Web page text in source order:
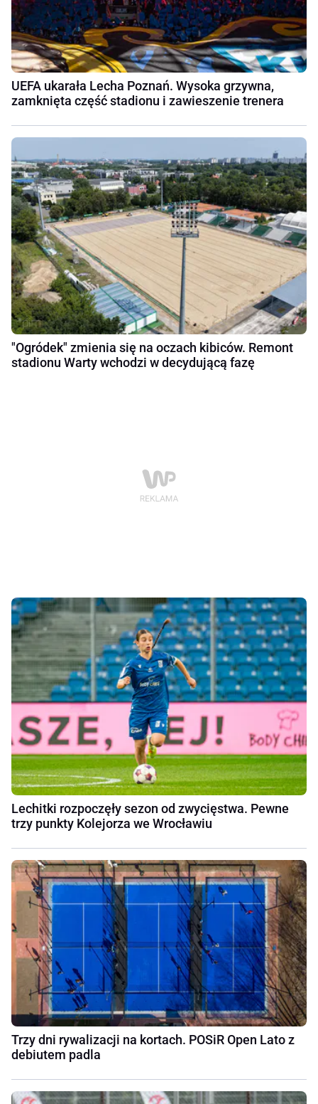
UEFA ukarała Lecha Poznań. Wysoka grzywna,
zamknięta część stadionu i zawieszenie trenera
"Ogródek" zmienia się na oczach kibiców. Remont
stadionu Warty wchodzi w decydującą fazę
Lechitki rozpoczęły sezon od zwycięstwa. Pewne
trzy punkty Kolejorza we Wrocławiu
Trzy dni rywalizacji na kortach. POSiR Open Lato z
debiutem padla